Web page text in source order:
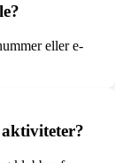
eller e-